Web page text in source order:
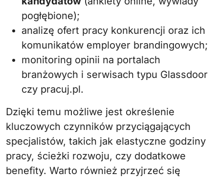
pogłębione);
analizę ofert pracy konkurencji oraz ich
komunikatów employer brandingowych;
monitoring opinii na portalach
branżowych i serwisach typu Glassdoor
czy pracuj.pl.
Dzięki temu możliwe jest określenie
kluczowych czynników przyciągających
specjalistów, takich jak elastyczne godziny
pracy, ścieżki rozwoju, czy dodatkowe
benefity. Warto również przyjrzeć się